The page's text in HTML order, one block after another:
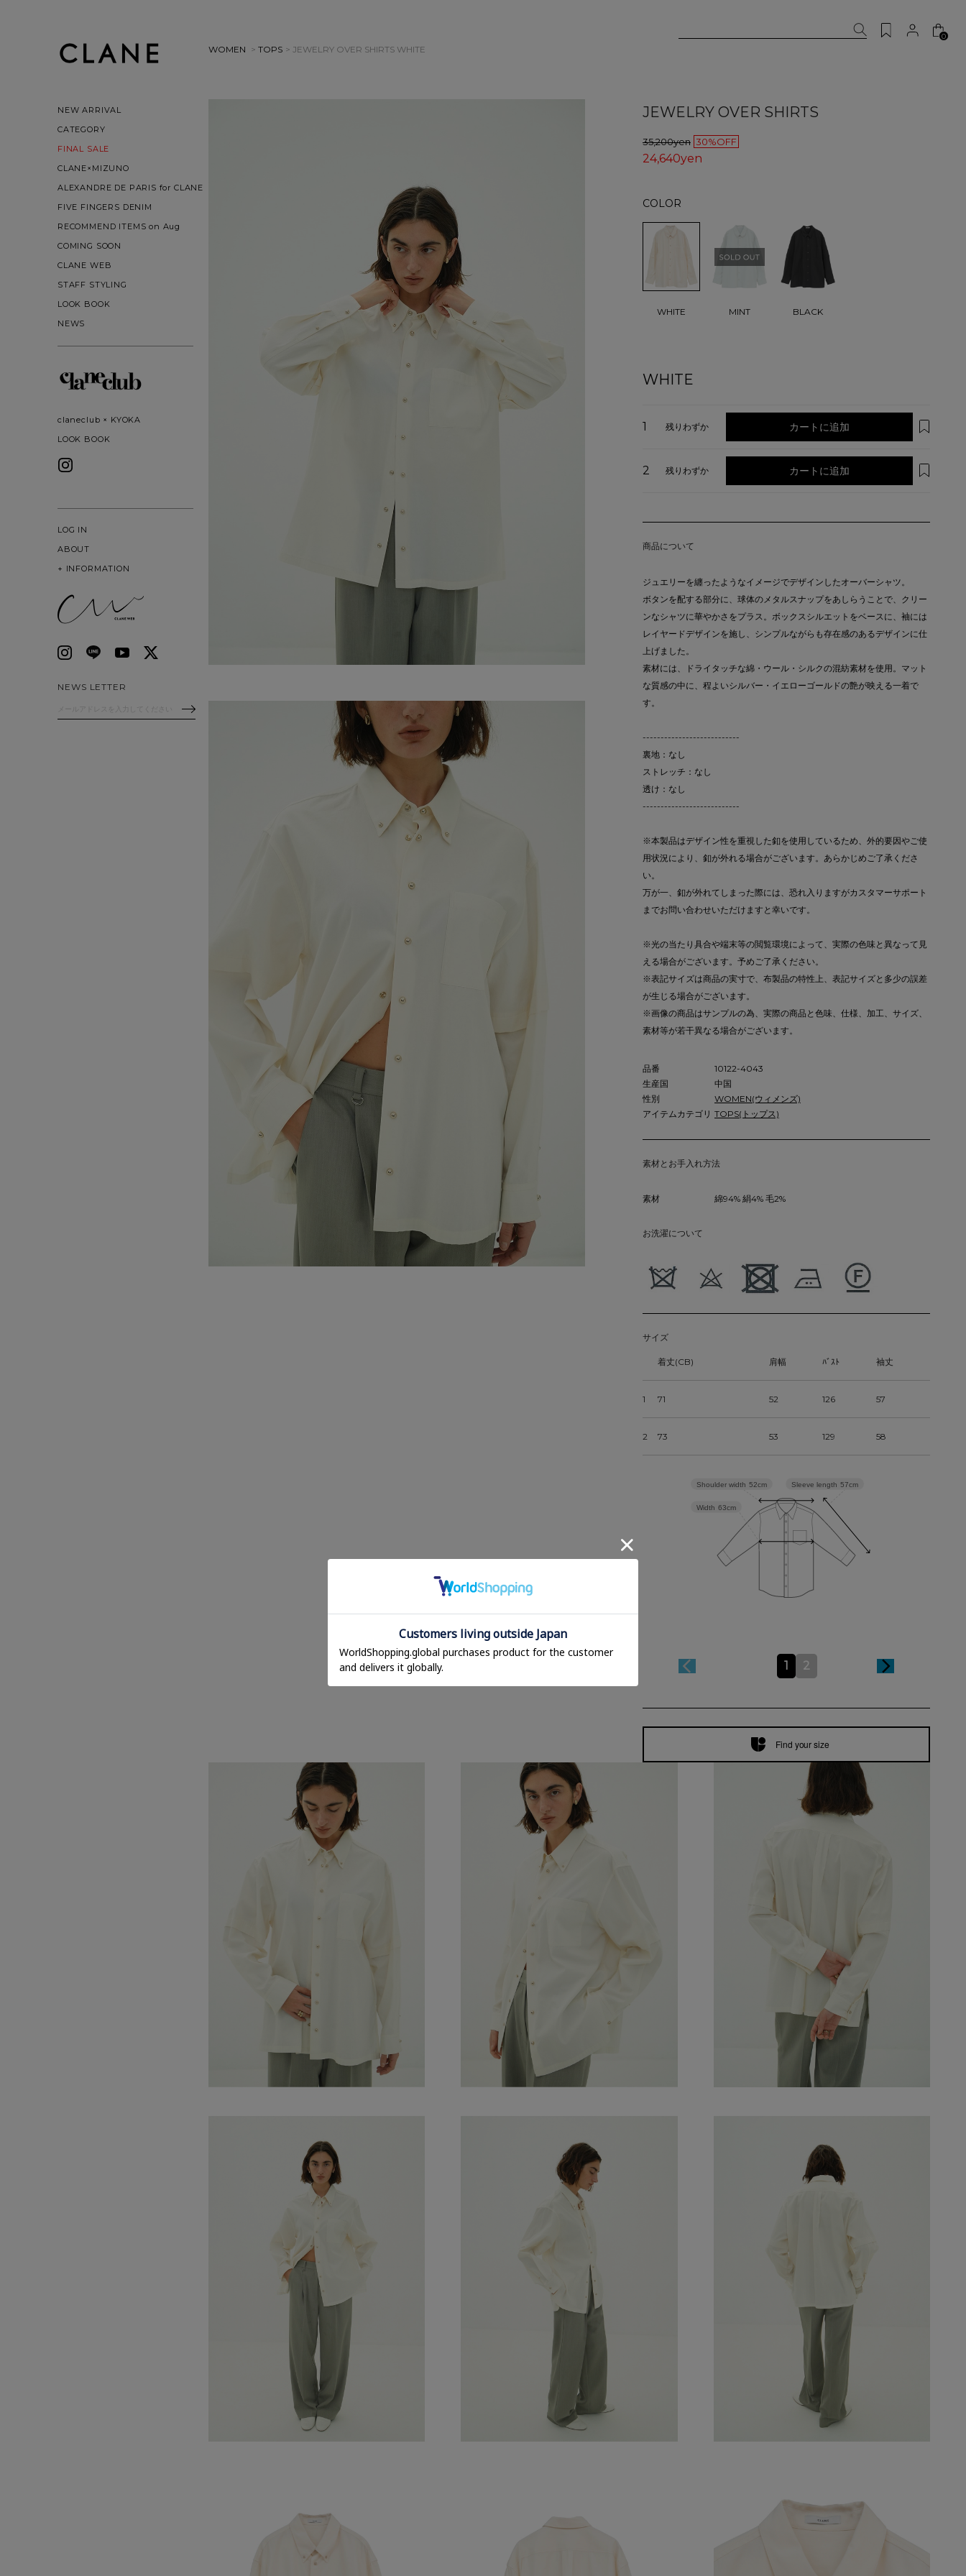
NEW ARRIVAL
CATEGORY
FINAL SALE
CLANE×MIZUNO
ALEXANDRE DE PARIS for CLANE
FIVE FINGERS DENIM
RECOMMEND ITEMS on Aug
COMING SOON
CLANE WEB
STAFF STYLING
LOOK BOOK
NEWS
claneclub × KYOKA
LOOK BOOK
LOG IN
ABOUT
+ INFORMATION
NEWS LETTER
0
WOMEN > TOPS > JEWELRY OVER SHIRTS WHITE
JEWELRY OVER SHIRTS
35,200yen 30%OFF
24,640yen
COLOR
WHITE MINT BLACK
WHITE
1 残りわずか カートに追加
2 残りわずか カートに追加
商品について
ジュエリーを纏ったようなイメージでデザインしたオーバーシャツ。
ボタンを配する部分に、球体のメタルスナップをあしらうことで、クリー
ンなシャツに華やかさをプラス。ボックスシルエットをベースに、袖には
レイヤードデザインを施し、シンプルながらも存在感のあるデザインに仕
上げました。
素材には、ドライタッチな綿・ウール・シルクの混紡素材を使用。マット
な質感の中に、程よいシルバー・イエローゴールドの艶が映える一着で
す。
---------------------------
裏地：なし
ストレッチ：なし
透け：なし
---------------------------
※本製品はデザイン性を重視した釦を使用しているため、外的要因やご使
用状況により、釦が外れる場合がございます。あらかじめご了承くださ
い。
万が一、釦が外れてしまった際には、恐れ入りますがカスタマーサポート
までお問い合わせいただけますと幸いです。
※光の当たり具合や端末等の閲覧環境によって、実際の色味と異なって見
える場合がございます。予めご了承ください。
※表記サイズは商品の実寸で、布製品の特性上、表記サイズと多少の誤差
が生じる場合がございます。
※画像の商品はサンプルの為、実際の商品と色味、仕様、加工、サイズ、
素材等が若干異なる場合がございます。
品番
10122-4043
生産国
中国
性別
WOMEN(ウィメンズ)
アイテムカテゴリ TOPS(トップス)
素材とお手入れ方法
素材 綿94% 絹4% 毛2%
お洗濯について
サイズ
着丈(CB) 肩幅 ﾊﾞｽﾄ 袖丈
1 71 52 126 57
2 73 53 129 58
Sleeve length 57cm
Width 63cm
Shoulder width 52cm
1 2
Find your size